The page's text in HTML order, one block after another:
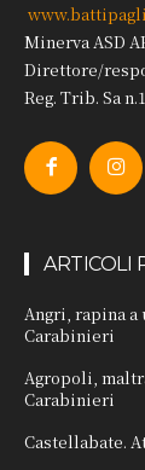
Minerva ASD
Direttore/
Reg. Trib. Sa
ARTICOLI
Angri, rapina a
Carabinieri
Agropoli,
Carabinieri
Castellabate.